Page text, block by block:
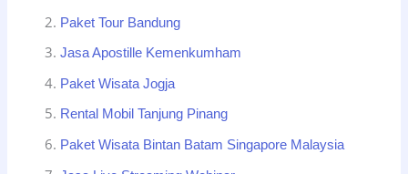
Paket Tour Bandung
Jasa Apostille Kemenkumham
Paket Wisata Jogja
Rental Mobil Tanjung Pinang
Paket Wisata Bintan Batam Singapore Malaysia